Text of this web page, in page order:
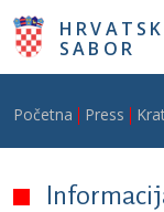
Skoči na glavni
SABOR
Početna Press